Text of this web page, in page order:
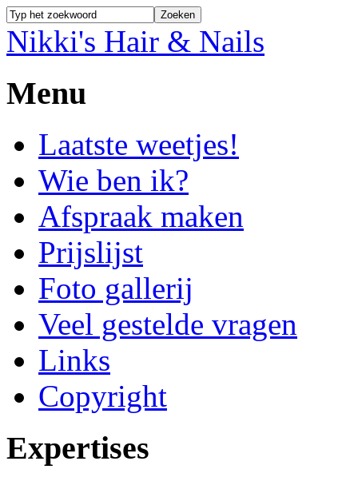
Nikki's Hair & Nails
Menu
Laatste weetjes!
Wie ben ik?
Afspraak maken
Prijslijst
Foto gallerij
Veel gestelde vragen
Links
Copyright
Expertises